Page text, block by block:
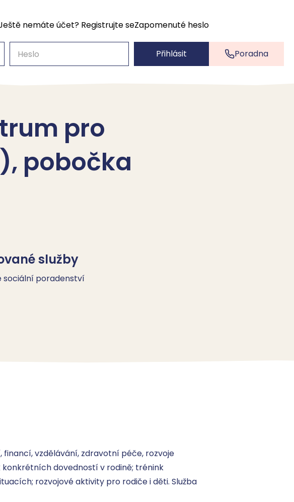
Poradna
nemáte účet? Registrujte seZapomenuté heslo
Přihlásit
pro
pobočka
služby
sociální poradenství
vzdělávání, zdravotní péče, rozvoje
dovedností v rodině; trénink
rozvojové aktivity pro rodiče i děti. Služba